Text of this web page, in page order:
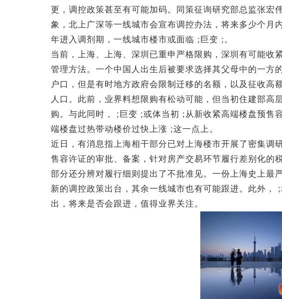
更，调控政策甚至有可能加码。同策征询研究部总监张宏
象，北上广深等一线城市会宣布调控办法，将来多少个月
年进入调剂期，一线城市楼市或面临 ;巨变 ;。
当前，上海、上海、深圳已重申严格限购，深圳有可能收
管理方法。一个中国人出生后被要求选择其父母中的一方
户口，但是有时地方政府会限制迁移的名额，以及征收高
人口。此前，业界料想限购有松动可能，但当初住建部高
购。与此同时， ;巨变 ;或体当初 ;从新收紧高端楼盘预售
端楼盘过热带动楼价过快上涨 ;这一点上。
近日，有消息指上海相干部分已对上海楼市开展了密集调
售容许证的审批、备案，针对房产交易环节履行差别化的
部分还分辨对履行细则提出了不批准见。一份上海史上最
新的调控政策出台，其余一线城市也有可能跟进。此外，
出，将来是否会跟进，值得业界关注。